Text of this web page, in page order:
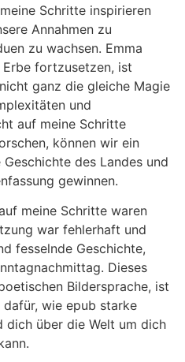
Schritte inspirieren
Annahmen zu
zu wachsen. Emma
Erbe fortzusetzen, ist
ganz die gleiche Magie
und
auf meine Schritte
können wir ein
des Landes und
gewinnen.
meine Schritte waren
war fehlerhaft und
fesselnde Geschichte,
Dieses
Bildersprache, ist
wie epub starke
dich über die Welt um dich